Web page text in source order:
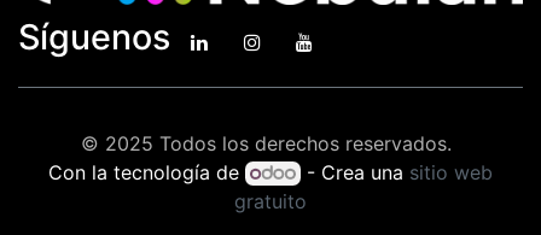
Síguenos
© 2025 Todos los derechos reservados.
Con la tecnología de
- Crea una sitio web
gratuito